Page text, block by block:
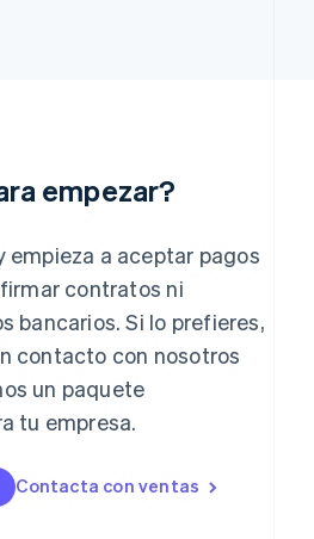
empezar?
empieza a aceptar pagos
contratos ni
bancarios. Si lo prefieres,
contacto con nosotros
un paquete
tu empresa.
Contacta con ventas